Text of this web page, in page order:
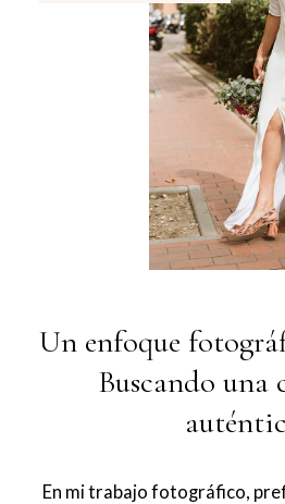
Un enfoque
Buscando una
En mi trabajo fotográfico,